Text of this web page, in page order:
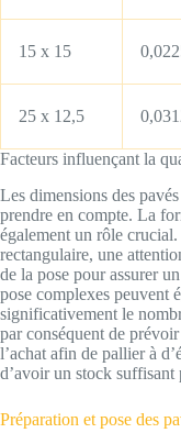
15 x 15
25 x 12,5
Facteurs influençant la
Les dimensions des
prendre en compte. La
également un rôle
rectangulaire, une
de la pose pour assurer
pose complexes peuvent
significativement le
par conséquent de
l’achat afin de pallier à
d’avoir un stock
Préparation et pose des